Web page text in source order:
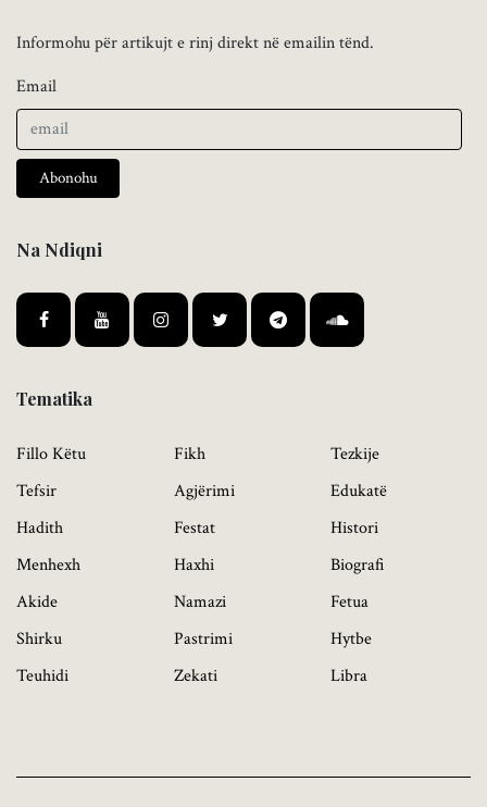
Informohu për artikujt e rinj direkt në emailin tënd.
Email
Abonohu
Na Ndiqni
Tematika
Fillo Këtu
Tefsir
Hadith
Menhexh
Akide
Shirku
Teuhidi
Fikh
Agjërimi
Festat
Haxhi
Namazi
Pastrimi
Zekati
Tezkije
Edukatë
Histori
Biografi
Fetua
Hytbe
Libra